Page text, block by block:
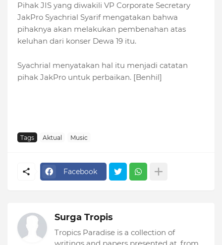
Pihak JIS yang diwakili VP Corporate Secretary
JakPro Syachrial Syarif mengatakan bahwa
pihaknya akan melakukan pembenahan atas
keluhan dari konser Dewa 19 itu.
Syachrial menyatakan hal itu menjadi catatan
pihak JakPro untuk perbaikan. [Benhil]
Tags Aktual Music
Facebook
Surga Tropis
Tropics Paradise is a collection of